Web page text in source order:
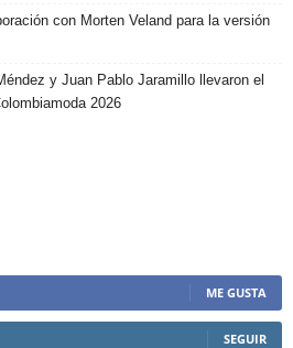
con Morten Veland para la versión
y Juan Pablo Jaramillo llevaron el
2026
ME GUSTA
SEGUIR